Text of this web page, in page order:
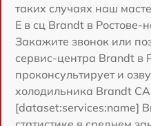
таких случаях наш
E в сц Brandt в Ростове-
Закажите звонок или
сервис-центра Brandt в
проконсультирует и
холодильника Brandt
[dataset:services:name]